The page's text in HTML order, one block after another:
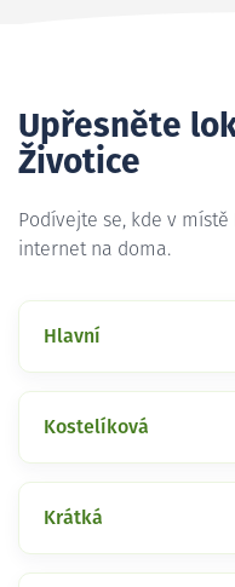
Upřesněte
Životice
Podívejte se, kde v
internet na doma.
Hlavní
Kostelíková
Krátká